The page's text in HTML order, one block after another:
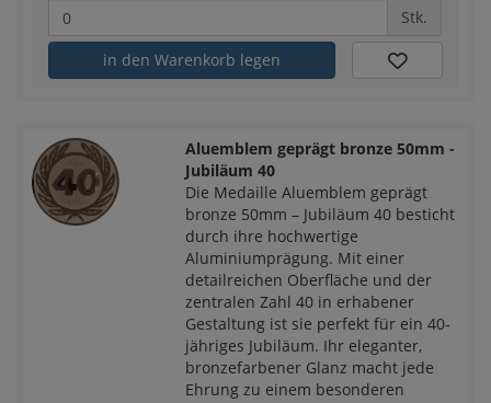
Stk.
in den Warenkorb legen
Aluemblem geprägt bronze 50mm -
Jubiläum 40
Die Medaille Aluemblem geprägt
bronze 50mm – Jubiläum 40 besticht
durch ihre hochwertige
Aluminiumprägung. Mit einer
detailreichen Oberfläche und der
zentralen Zahl 40 in erhabener
Gestaltung ist sie perfekt für ein 40-
jähriges Jubiläum. Ihr eleganter,
bronzefarbener Glanz macht jede
Ehrung zu einem besonderen